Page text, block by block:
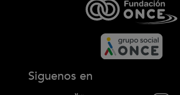
Siguenos en